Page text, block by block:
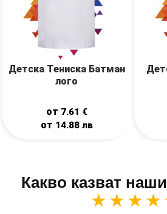
Детска Тениска Батман
лого
от 7.61 €
от 14.88 лв
Какво казват